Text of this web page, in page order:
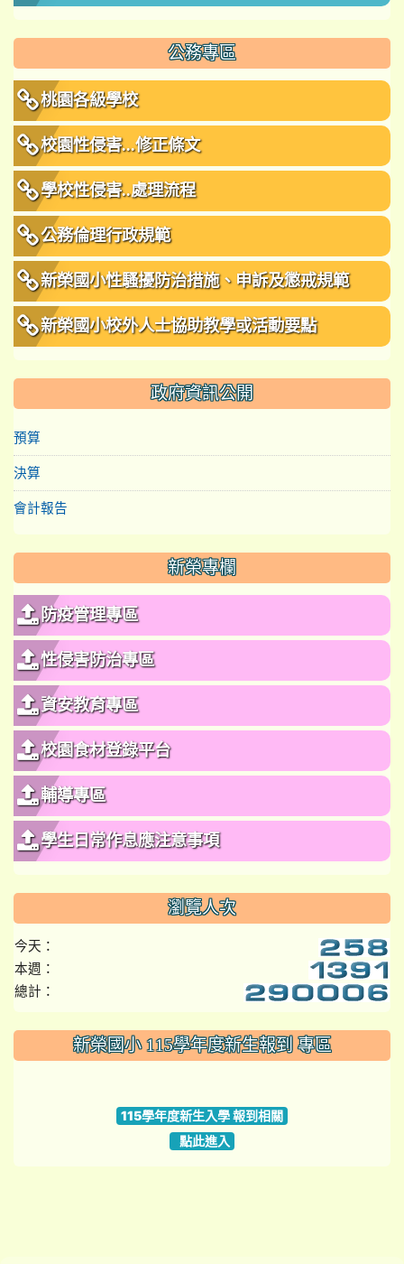
公務專區
桃園各級學校
校園性侵害...修正條文
學校性侵害..處理流程
公務倫理行政規範
新榮國小性騷擾防治措施、申訴及懲戒規範
新榮國小校外人士協助教學或活動要點
政府資訊公開
預算
決算
會計報告
新榮專欄
防疫管理專區
性侵害防治專區
資安教育專區
校園食材登錄平台
輔導專區
學生日常作息應注意事項
瀏覽人次
今天：
本週：
總計：
::: 新榮國小 115學年度新生報到 專區
115學年度新生入學 報到相關
點此進入